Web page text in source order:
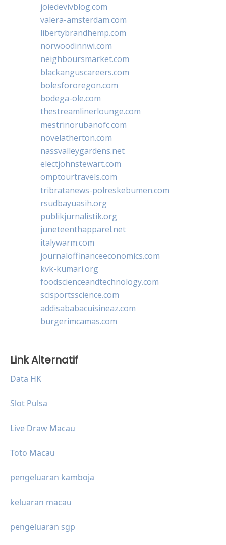
joiedevivblog.com
valera-amsterdam.com
libertybrandhemp.com
norwoodinnwi.com
neighboursmarket.com
blackanguscareers.com
bolesfororegon.com
bodega-ole.com
thestreamlinerlounge.com
mestrinorubanofc.com
novelatherton.com
nassvalleygardens.net
electjohnstewart.com
omptourtravels.com
tribratanews-polreskebumen.com
rsudbayuasih.org
publikjurnalistik.org
juneteenthapparel.net
italywarm.com
journaloffinanceeconomics.com
kvk-kumari.org
foodscienceandtechnology.com
scisportsscience.com
addisababacuisineaz.com
burgerimcamas.com
Link Alternatif
Data HK
Slot Pulsa
Live Draw Macau
Toto Macau
pengeluaran kamboja
keluaran macau
pengeluaran sgp